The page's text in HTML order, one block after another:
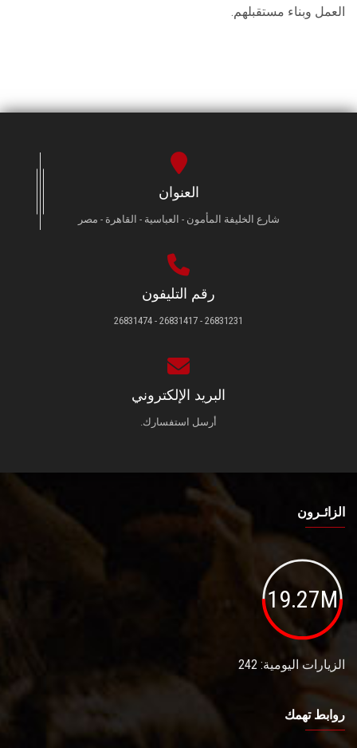
العمل وبناء مستقبلهم.
العنوان
شارع الخليفة المأمون - العباسية - القاهرة - مصر
رقم التليفون
26831231 - 26831417 - 26831474
البريد الإلكتروني
أرسل استفسارك.
الزائـرون
19.27M
الزيارات اليومية: 242
روابط تهمك